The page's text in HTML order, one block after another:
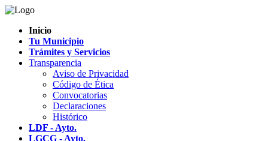
Inicio
Tu Municipio
Trámites y Servicios
Transparencia
Aviso de Privacidad
Código de Ética
Convocatorias
Declaraciones
Histórico
LDF - Ayto.
LGCG - Ayto.